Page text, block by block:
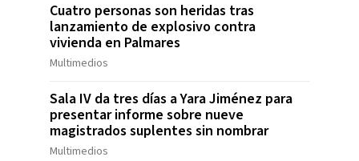
Cuatro personas son heridas tras
lanzamiento de explosivo contra
vivienda en Palmares
Multimedios
Sala IV da tres días a Yara Jiménez para
presentar informe sobre nueve
magistrados suplentes sin nombrar
Multimedios